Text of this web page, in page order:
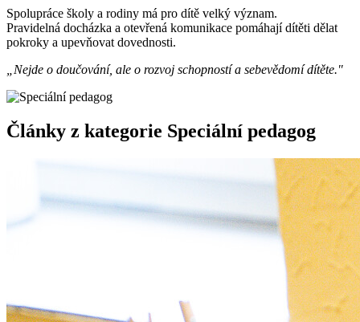
Spolupráce školy a rodiny má pro dítě velký význam.
Pravidelná docházka a otevřená komunikace pomáhají dítěti dělat
pokroky a upevňovat dovednosti.
„Nejde o doučování, ale o rozvoj schopností a sebevědomí dítěte."
Články z kategorie Speciální pedagog